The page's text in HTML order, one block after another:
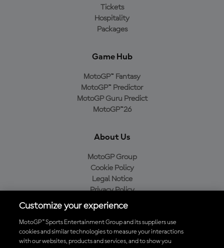
Tickets
Hospitality
Packages
Game Hub
MotoGP™ Fantasy
MotoGP™ Predictor
MotoGP Guru Predict
MotoGP™26
About Us
MotoGP Group
Cookie Policy
Legal Notice
Privacy Policy
Purchase Policy
Baixe o aplicativo oficial da MotoGP™
Customize your experience
MotoGP™ Sports Entertainment Group and its suppliers use
cookies and similar technologies to measure your interactions
with our websites, products and services, and to show you